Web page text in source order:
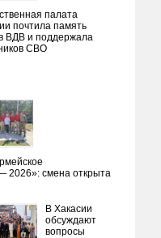
палата
почтила память
ВДВ и поддержала
СВО
2026»: смена открыта
В Хакасии
обсуждают
вопросы